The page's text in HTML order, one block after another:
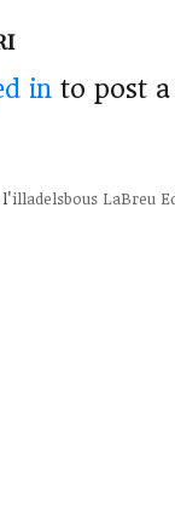
in to post
l'illadelsbous LaBreu